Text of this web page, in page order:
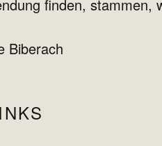
finden, stammen,
Biberach